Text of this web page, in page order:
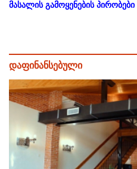
მასალის გამოყენების პირობები
დაფინანსებული